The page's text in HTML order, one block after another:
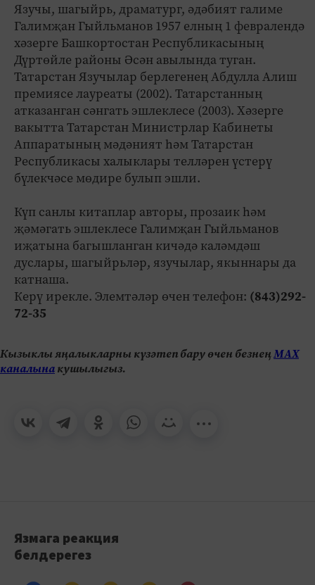
Язучы, шагыйрь, драматург, әдәбият галиме
Галимҗан Гыйльманов 1957 елның 1 февралендә
хәзерге Башкортостан Республикасының
Дүртөйле районы Әсән авылында туган.
Татарстан Язучылар берлегенең Абдулла Алиш
премиясе лауреаты (2002). Татарстанның
атказанган сәнгать эшлеклесе (2003). Хәзерге
вакытта Татарстан Министрлар Кабинеты
Аппаратының мәдәният һәм Татарстан
Республикасы халыклары телләрен үстерү
бүлекчәсе мөдире булып эшли.
Күп санлы китаплар авторы, прозаик һәм
җәмәгать эшлеклесе Галимҗан Гыйльманов
иҗатына багышланган кичәдә каләмдәш
дуслары, шагыйрьләр, язучылар, якыннары да
катнаша.
Керү ирекле. Элемтәләр өчен телефон: (843)292-
72-35
Кызыклы яңалыкларны күзәтеп бару өчен безнеңМАХ
каналынакушылыгыз.
Язмага реакция
белдерегез